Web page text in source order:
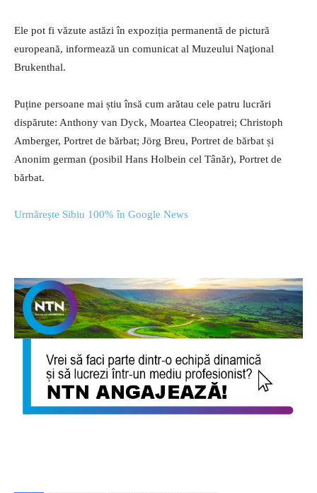
Ele pot fi văzute astăzi în expoziția permanentă de pictură
europeană, informează un comunicat al Muzeului Naţional
Brukenthal.
Puține persoane mai știu însă cum arătau cele patru lucrări
dispărute: Anthony van Dyck, Moartea Cleopatrei; Christoph
Amberger, Portret de bărbat; Jörg Breu, Portret de bărbat și
Anonim german (posibil Hans Holbein cel Tânăr), Portret de
bărbat.
Urmărește Sibiu 100% în Google News